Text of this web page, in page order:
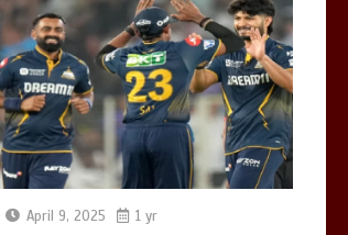
April 9, 2025 1 yr